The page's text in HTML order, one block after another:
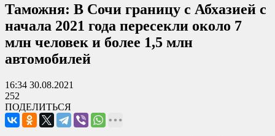
Таможня: В Сочи границу с Абхазией с
начала 2021 года пересекли около 7
млн человек и более 1,5 млн
автомобилей
16:34 30.08.2021
252
ПОДЕЛИТЬСЯ